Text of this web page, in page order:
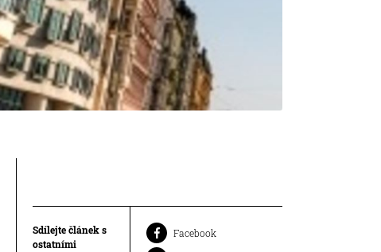
Sdílejte článek s
ostatními
Facebook